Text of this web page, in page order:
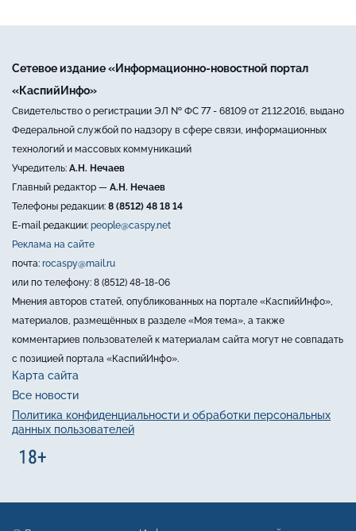
Сетевое издание «Информационно-новостной портал
«КаспийИнфо»
Свидетельство о регистрации ЭЛ № ФС 77 - 68109 от 21.12.2016, выдано
Федеральной службой по надзору в сфере связи, информационных
технологий и массовых коммуникаций
Учредитель: А.Н. Нечаев
Главный редактор — А.Н. Нечаев
Телефоны редакции: 8 (8512) 48 18 14
E-mail редакции: people@caspy.net
Реклама на сайте
почта: rocaspy@mail.ru
или по телефону: 8 (8512) 48-18-06
Мнения авторов статей, опубликованных на портале «КаспийИнфо»,
материалов, размещённых в разделе «Моя тема», а также
комментариев пользователей к материалам сайта могут не совпадать
с позицией портала «КаспийИнфо».
Карта сайта
Все новости
Политика конфиденциальности и обработки персональных
данных пользователей